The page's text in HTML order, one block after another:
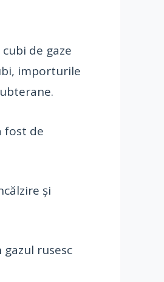
de gaze
importurile
fost de
şi
rusesc